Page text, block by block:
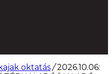
oktatás /2026.10.06: